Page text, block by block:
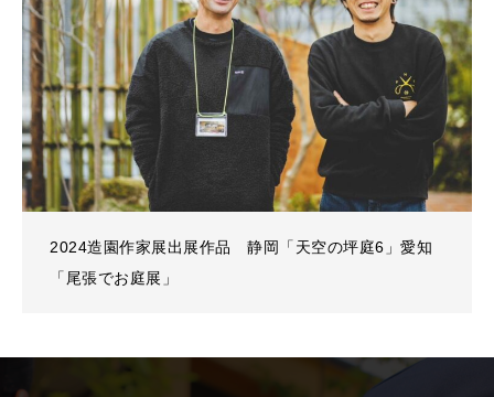
2024造園作家展出展作品 静岡「天空の坪庭6」愛知
「尾張でお庭展」